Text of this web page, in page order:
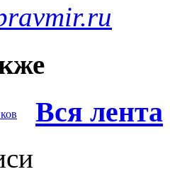
Вся лента